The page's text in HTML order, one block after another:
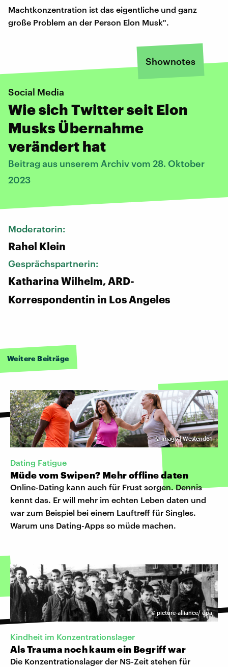
Machtkonzentration ist das eigentliche und ganz
große Problem an der Person Elon Musk".
Shownotes
Social Media
Wie sich Twitter seit Elon
Musks Übernahme
verändert hat
Beitrag aus unserem Archiv vom 28. Oktober
2023
Moderatorin:
Rahel Klein
Gesprächspartnerin:
Katharina Wilhelm, ARD-
Korrespondentin in Los Angeles
Weitere Beiträge
©Imago | Westend61
Dating Fatigue
Müde vom Swipen? Mehr offline daten
Online-Dating kann auch für Frust sorgen. Dennis
kennt das. Er will mehr im echten Leben daten und
war zum Beispiel bei einem Lauftreff für Singles.
Warum uns Dating-Apps so müde machen.
©picture-alliance/ dpa
Kindheit im Konzentrationslager
Als Trauma noch kaum ein Begriff war
Die Konzentrationslager der NS-Zeit stehen für